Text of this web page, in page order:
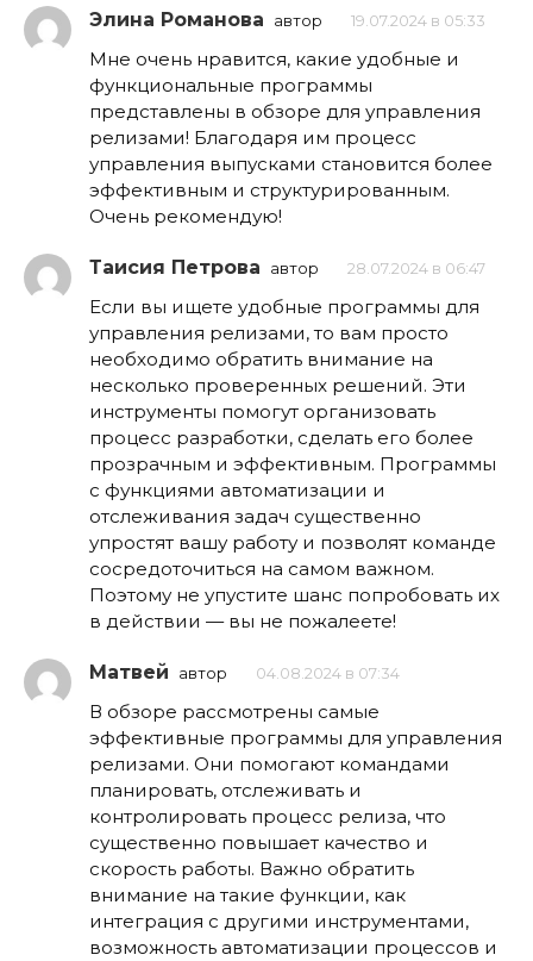
Элина Романова автор 19.07.2024 в 05:33
Мне очень нравится, какие удобные и
функциональные программы
представлены в обзоре для управления
релизами! Благодаря им процесс
управления выпусками становится более
эффективным и структурированным.
Очень рекомендую!
Таисия Петрова автор 28.07.2024 в 06:47
Если вы ищете удобные программы для
управления релизами, то вам просто
необходимо обратить внимание на
несколько проверенных решений. Эти
инструменты помогут организовать
процесс разработки, сделать его более
прозрачным и эффективным. Программы
с функциями автоматизации и
отслеживания задач существенно
упростят вашу работу и позволят команде
сосредоточиться на самом важном.
Поэтому не упустите шанс попробовать их
в действии — вы не пожалеете!
Матвей автор 04.08.2024 в 07:34
В обзоре рассмотрены самые
эффективные программы для управления
релизами. Они помогают командами
планировать, отслеживать и
контролировать процесс релиза, что
существенно повышает качество и
скорость работы. Важно обратить
внимание на такие функции, как
интеграция с другими инструментами,
возможность автоматизации процессов и